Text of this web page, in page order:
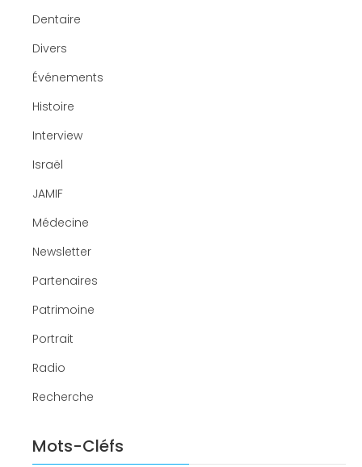
Dentaire
Divers
Événements
Histoire
Interview
Israël
JAMIF
Médecine
Newsletter
Partenaires
Patrimoine
Portrait
Radio
Recherche
Mots-Cléfs